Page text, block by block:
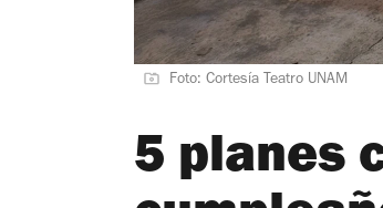
Foto: Cortesía Teatro UNAM
5 planes